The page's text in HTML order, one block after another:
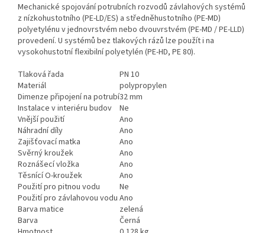
Mechanické spojování potrubních rozvodů závlahových systémů
z nízkohustotního (PE-LD/ES) a středněhustotního (PE-MD)
polyetylénu v jednovrstvém nebo dvouvrstvém (PE-MD / PE-LLD)
provedení. U systémů bez tlakových rázů lze použít i na
vysokohustotní flexibilní polyetylén (PE-HD, PE 80).
Tlaková řada
PN 10
Materiál
polypropylen
Dimenze připojení na potrubí32 mm
Instalace v interiéru budov
Ne
Vnější použití
Ano
Náhradní díly
Ano
Zajišťovací matka
Ano
Svěrný kroužek
Ano
Roznášecí vložka
Ano
Těsnící O-kroužek
Ano
Použití pro pitnou vodu
Ne
Použití pro závlahovou vodu Ano
Barva matice
zelená
Barva
Černá